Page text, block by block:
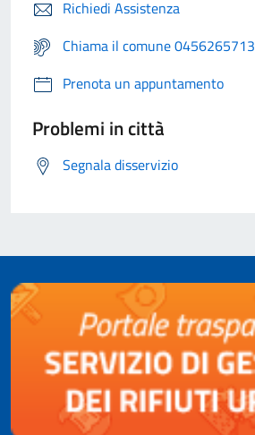
Richiedi Assistenza
Chiama il comune 0456265713
Prenota un appuntamento
Problemi in città
Segnala disservizio